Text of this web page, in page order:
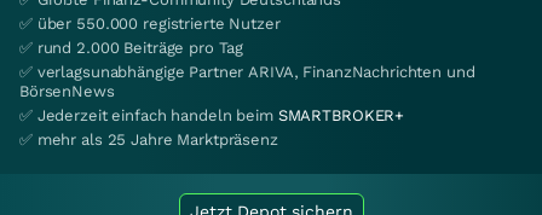
✅ über 550.000 registrierte Nutzer
✅ rund 2.000 Beiträge pro Tag
✅ verlagsunabhängige Partner ARIVA, FinanzNachrichten und
BörsenNews
✅ Jederzeit einfach handeln beim SMARTBROKER+
✅ mehr als 25 Jahre Marktpräsenz